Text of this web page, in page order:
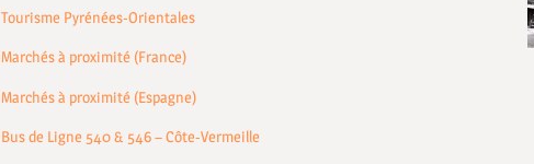
Tourisme Pyrénées-Orientales
Marchés à proximité (France)
Marchés à proximité (Espagne)
Bus de Ligne 540 & 546 – Côte-Vermeille